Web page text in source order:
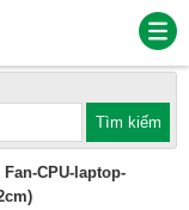
Fan-CPU-laptop-